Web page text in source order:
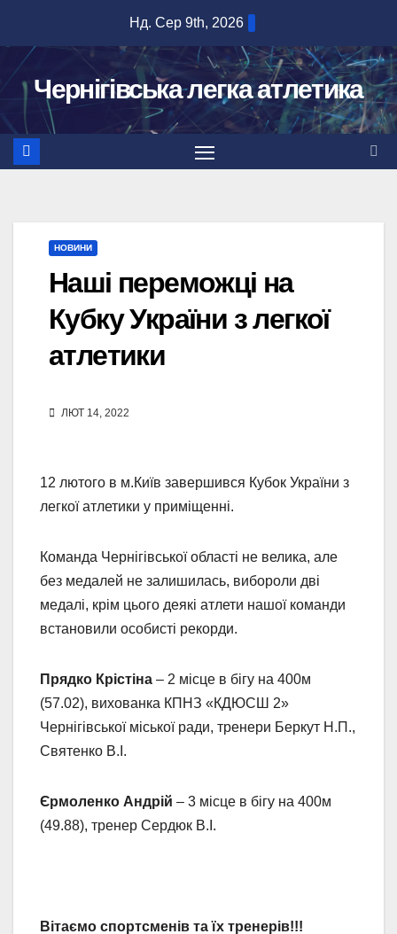
вмісту
Нд. Сер 9th, 2026
Чернігівська легка атлетика
НОВИНИ
Наші переможці на
Кубку України з легкої
атлетики
ЛЮТ 14, 2022
12 лютого в м.Київ завершився Кубок України з
легкої атлетики у приміщенні.
Команда Чернігівської області не велика, але
без медалей не залишилась, вибороли дві
медалі, крім цього деякі атлети нашої команди
встановили особисті рекорди.
Прядко Крістіна – 2 місце в бігу на 400м
(57.02), вихованка КПНЗ «КДЮСШ 2»
Чернігівської міської ради, тренери Беркут Н.П.,
Святенко В.І.
Єрмоленко Андрій – 3 місце в бігу на 400м
(49.88), тренер Сердюк В.І.
Вітаємо спортсменів та їх тренерів!!!